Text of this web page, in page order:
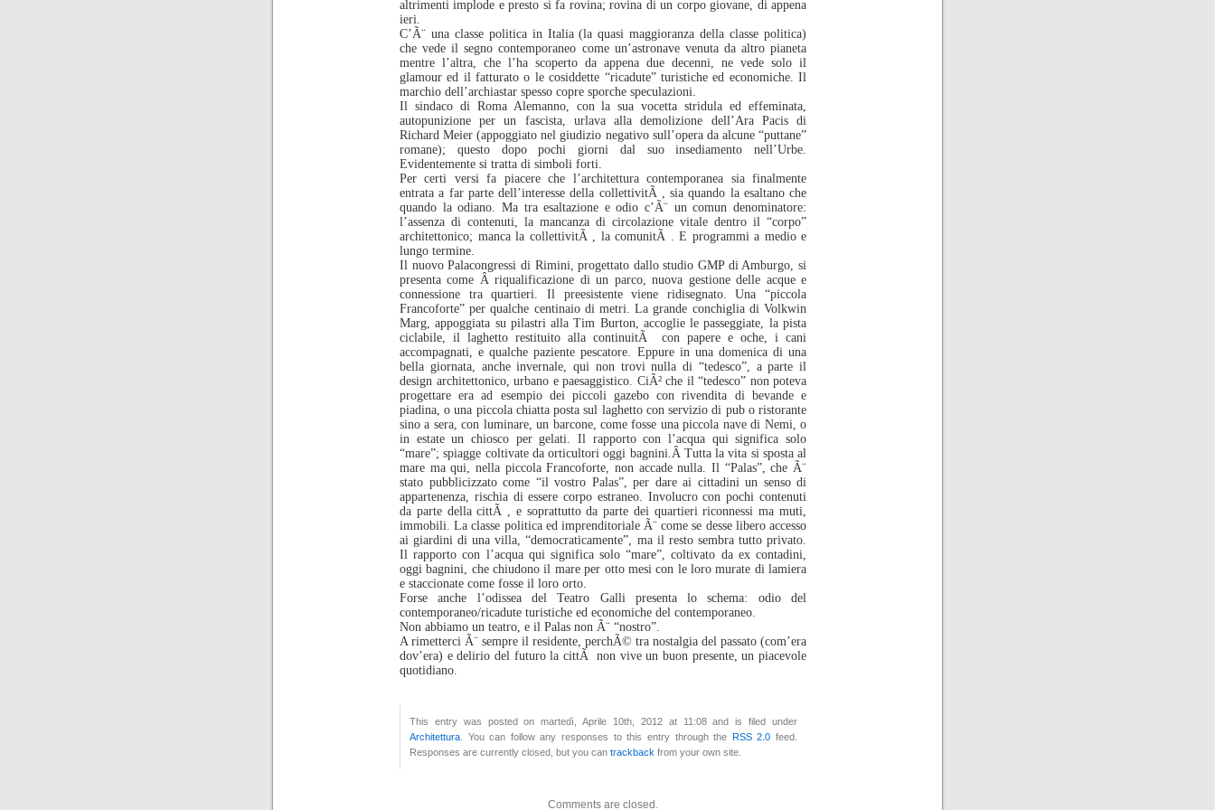
altrimenti implode e presto si fa rovina; rovina di un corpo giovane, di appena
ieri.
C’Ã¨ una classe politica in Italia (la quasi maggioranza della classe politica)
che vede il segno contemporaneo come un’astronave venuta da altro pianeta
mentre l’altra, che l’ha scoperto da appena due decenni, ne vede solo il
glamour ed il fatturato o le cosiddette “ricadute” turistiche ed economiche. Il
marchio dell’archiastar spesso copre sporche speculazioni.
Il sindaco di Roma Alemanno, con la sua vocetta stridula ed effeminata,
autopunizione per un fascista, urlava alla demolizione dell’Ara Pacis di
Richard Meier (appoggiato nel giudizio negativo sull’opera da alcune “puttane”
romane); questo dopo pochi giorni dal suo insediamento nell’Urbe.
Evidentemente si tratta di simboli forti.
Per certi versi fa piacere che l’architettura contemporanea sia finalmente
entrata a far parte dell’interesse della collettivitÃ , sia quando la esaltano che
quando la odiano. Ma tra esaltazione e odio c’Ã¨ un comun denominatore:
l’assenza di contenuti, la mancanza di circolazione vitale dentro il “corpo”
architettonico; manca la collettivitÃ , la comunitÃ . E programmi a medio e
lungo termine.
Il nuovo Palacongressi di Rimini, progettato dallo studio GMP di Amburgo, si
presenta come Â riqualificazione di un parco, nuova gestione delle acque e
connessione tra quartieri. Il preesistente viene ridisegnato. Una “piccola
Francoforte” per qualche centinaio di metri. La grande conchiglia di Volkwin
Marg, appoggiata su pilastri alla Tim Burton, accoglie le passeggiate, la pista
ciclabile, il laghetto restituito alla continuitÃ con papere e oche, i cani
accompagnati, e qualche paziente pescatore. Eppure in una domenica di una
bella giornata, anche invernale, qui non trovi nulla di “tedesco”, a parte il
design architettonico, urbano e paesaggistico. CiÃ² che il “tedesco” non poteva
progettare era ad esempio dei piccoli gazebo con rivendita di bevande e
piadina, o una piccola chiatta posta sul laghetto con servizio di pub o ristorante
sino a sera, con luminare, un barcone, come fosse una piccola nave di Nemi, o
in estate un chiosco per gelati. Il rapporto con l’acqua qui significa solo
“mare”; spiagge coltivate da orticultori oggi bagnini.Â Tutta la vita si sposta al
mare ma qui, nella piccola Francoforte, non accade nulla. Il “Palas”, che Ã¨
stato pubblicizzato come “il vostro Palas”, per dare ai cittadini un senso di
appartenenza, rischia di essere corpo estraneo. Involucro con pochi contenuti
da parte della cittÃ , e soprattutto da parte dei quartieri riconnessi ma muti,
immobili. La classe politica ed imprenditoriale Ã¨ come se desse libero accesso
ai giardini di una villa, “democraticamente”, ma il resto sembra tutto privato.
Il rapporto con l’acqua qui significa solo “mare”, coltivato da ex contadini,
oggi bagnini, che chiudono il mare per otto mesi con le loro murate di lamiera
e staccionate come fosse il loro orto.
Forse anche l’odissea del Teatro Galli presenta lo schema: odio del
contemporaneo/ricadute turistiche ed economiche del contemporaneo.
Non abbiamo un teatro, e il Palas non Ã¨ “nostro”.
A rimetterci Ã¨ sempre il residente, perchÃ© tra nostalgia del passato (com’era
dov’era) e delirio del futuro la cittÃ non vive un buon presente, un piacevole
quotidiano.
This entry was posted on martedì, Aprile 10th, 2012 at 11:08 and is filed under
Architettura . You can follow any responses to this entry through the RSS 2.0 feed.
Responses are currently closed, but you can trackback from your own site.
Comments are closed.